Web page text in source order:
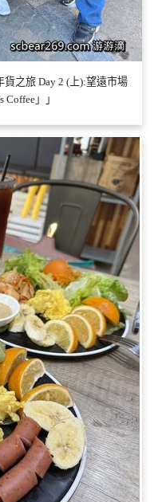
貨之旅 Day 2 (上):望遠市場
」」